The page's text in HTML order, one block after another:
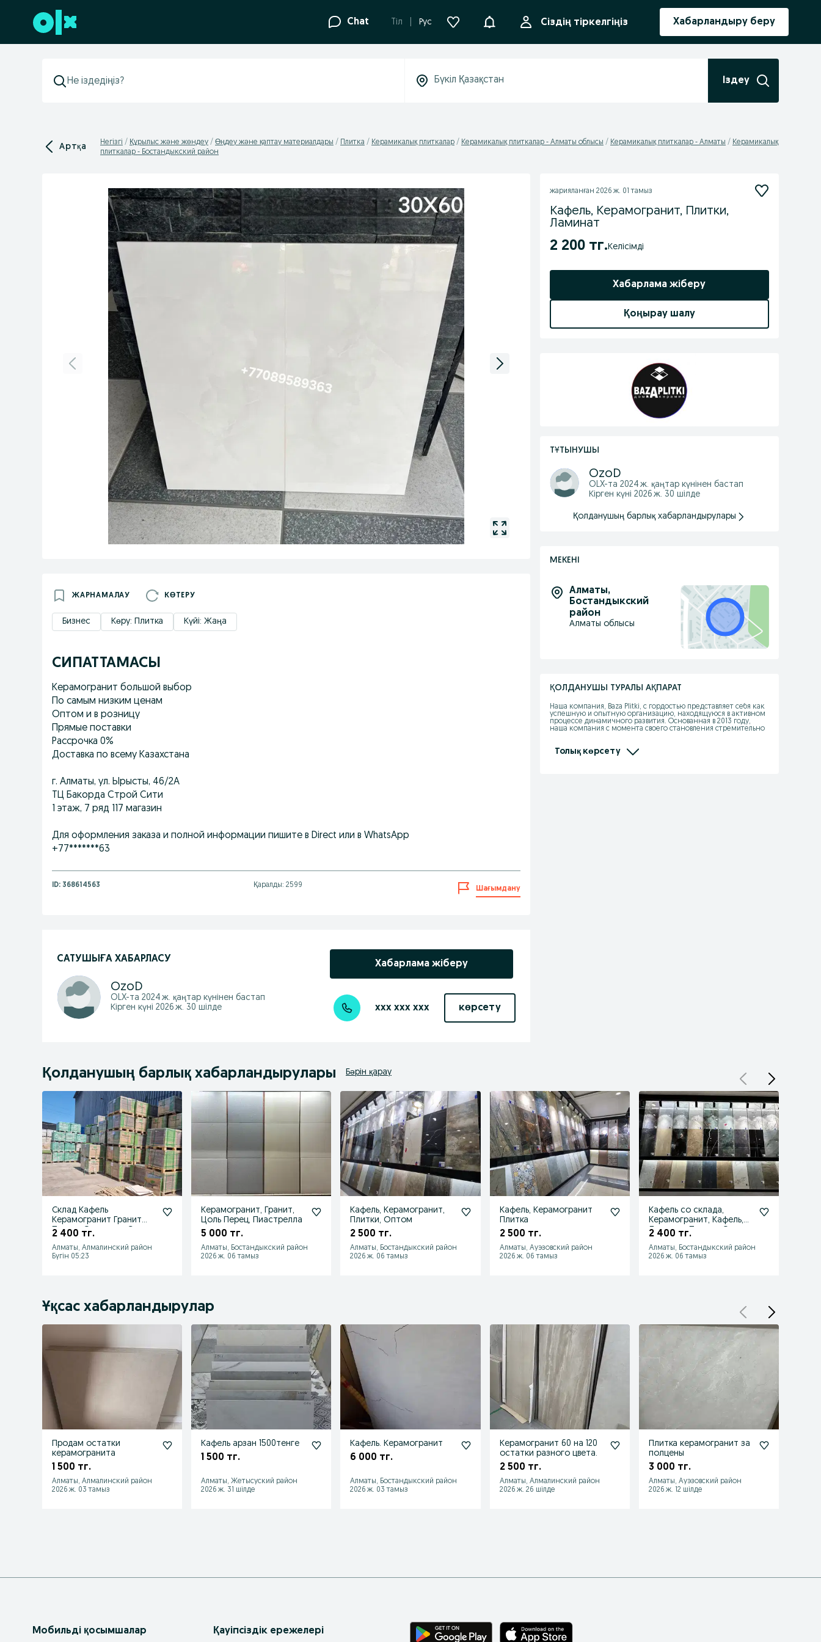
Төменгі деректемеге өту Chat Tіл Рус АқпараттандыруСіздің тіркелгіңіз Хабарландыру беру
Іздеу
Артқа Негізгі Құрылыс және жөндеу Өңдеу және қаптау материалдары Плитка Керамикалық плиткалар Керамикалық плиткалар - Алматы облысы Керамикалық плиткалар - Алматы
Керамикалық
плиткалар - Бостандыкский район
ЖАРНАМАЛАУ КӨТЕРУ
Бизнес Көру: Плитка Күйі: Жаңа
СИПАТТАМАСЫ
Керамогранит большой выбор
По самым низким ценам
Оптом и в розницу
Прямые поставки
Рассрочка 0%
Доставка по всему Казахстана
г. Алматы, ул. Ырысты, 46/2А
ТЦ Бакорда Строй Сити
1 этаж, 7 ряд 117 магазин
Для оформления заказа и полной информации пишите в Direct или в WhatsApp
+77*******63
ID: 368614563 Қаралды: 2599 Шағымдану
САТУШЫҒА ХАБАРЛАСУ
OzoD
OLX-та 2024 ж. қаңтар күнінен бастап
Кірген күні 2026 ж. 30 шілде
Хабарлама жіберу
xxx xxx xxx көрсету
жарияланған 2026 ж. 01 тамыз
Кафель, Керамогранит, Плитки,
Ламинат
2 200 тг. Келісімді
Хабарлама жіберу
Қоңырау шалу
ТҰТЫНУШЫ
OzoD
OLX-та 2024 ж. қаңтаркүнінен бастап
Кірген күні 2026 ж. 30 шілде
Қолданушың барлық хабарландырулары
МЕКЕНІ
Алматы,
Бостандыкский
район
Алматы облысы
ҚОЛДАНУШЫ ТУРАЛЫ АҚПАРАТ
Наша компания, Baza Plitki, с гордостью представляет себя как
успешную и опытную организацию, находящуюся в активном
процессе динамичного развития. Основанная в 2013 году,
наша компания с момента своего становления стремительно
алюкобонда.
Наша цель – предложить нашим клиентам только самые
Толық көрсету
Қолданушың барлық хабарландырулары Бәрін қарау
Склад Кафель
Керамогранит Гранит
Плитка Оптом со Склада
2 400 тг.
Алматы, Алмалинский район
Бүгін 05:23
Керамогранит, Гранит,
Цоль Перец, Пиастрелла
5 000 тг.
Алматы, Бостандыкский район
2026 ж. 06 тамыз
Кафель, Керамогранит,
Плитки, Оптом
2 500 тг.
Алматы, Бостандыкский район
2026 ж. 06 тамыз
Кафель, Керамогранит
Плитка
2 500 тг.
Алматы, Ауэзовский район
2026 ж. 06 тамыз
Кафель со склада,
Керамогранит, Кафель,
Ламинат, Плитка, Оптом
2 400 тг.
Алматы, Бостандыкский район
2026 ж. 06 тамыз
Ұқсас хабарландырулар
Продам остатки
керамогранита
1 500 тг.
Алматы, Алмалинский район
2026 ж. 03 тамыз
Кафель арзан 1500тенге
1 500 тг.
Алматы, Жетысуский район
2026 ж. 31 шілде
Кафель. Керамогранит
6 000 тг.
Алматы, Бостандыкский район
2026 ж. 03 тамыз
Керамогранит 60 на 120
остатки разного цвета.
2 500 тг.
Алматы, Алмалинский район
2026 ж. 26 шілде
Плитка керамогранит за
полцены
3 000 тг.
Алматы, Ауэзовский район
2026 ж. 12 шілде
Мобильді қосымшалар Қауіпсіздік ережелері